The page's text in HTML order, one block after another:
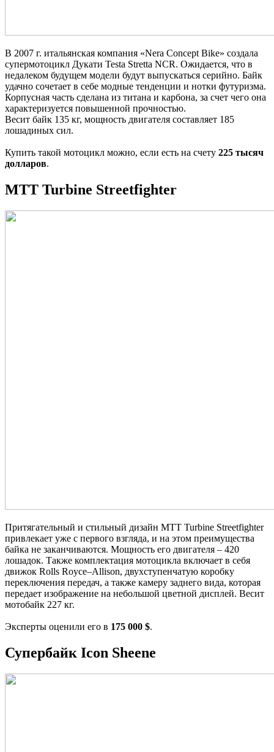
В 2007 г. итальянская компания «Nera Concept Bike» создала
супермотоцикл Дукати Testa Stretta NCR. Ожидается, что в
недалеком будущем модели будут выпускаться серийно. Байк
удачно сочетает в себе модные тенденции и нотки футуризма.
Корпусная часть сделана из титана и карбона, за счет чего она
характеризуется повышенной прочностью.
Весит байк 135 кг, мощность двигателя составляет 185
лошадиных сил.
Купить такой мотоцикл можно, если есть на счету 225 тысяч
долларов.
MTT Turbine Streetfighter
Притягательный и стильный дизайн MTT Turbine Streetfighter
привлекает уже с первого взгляда, и на этом преимущества
байка не заканчиваются. Мощность его двигателя – 420
лошадок. Также комплектация мотоцикла включает в себя
движок Rolls Royce–Allison, двухступенчатую коробку
переключения передач, а также камеру заднего вида, которая
передает изображение на небольшой цветной дисплей. Весит
мотобайк 227 кг.
Эксперты оценили его в 175 000 $.
Супербайк Icon Sheene